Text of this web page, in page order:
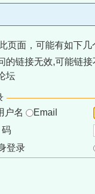
页面，可能有如下几
的链接无效,可能链
坛
户名
Email
登录